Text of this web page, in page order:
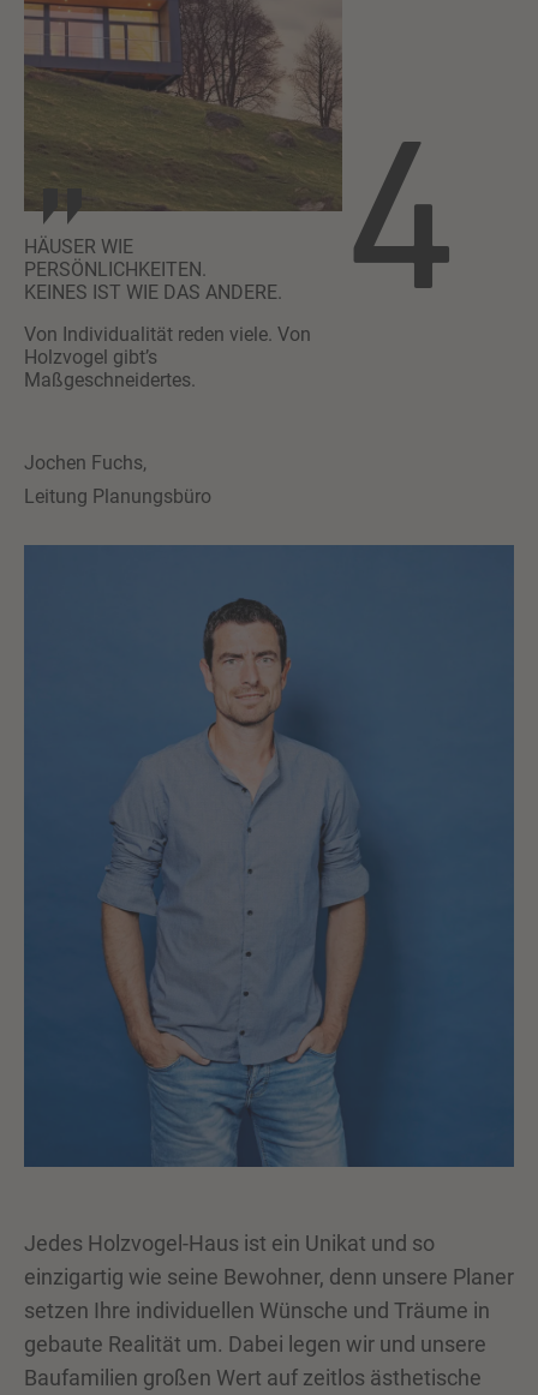
4
HÄUSER WIE
PERSÖNLICHKEITEN.
KEINES IST WIE DAS ANDERE.
Von Individualität reden viele. Von
Holzvogel gibt’s
Maßgeschneidertes.
Jochen Fuchs,
Leitung Planungsbüro
Jedes Holzvogel-Haus ist ein Unikat und so
einzigartig wie seine Bewohner, denn unsere Planer
setzen Ihre individuellen Wünsche und Träume in
gebaute Realität um. Dabei legen wir und unsere
Baufamilien großen Wert auf zeitlos ästhetische